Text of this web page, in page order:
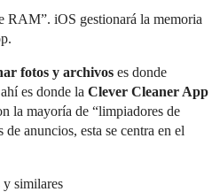
RAM”. iOS gestionará la memoria
fotos y archivos es donde
es donde la Clever Cleaner App
la mayoría de “limpiadores de
anuncios, esta se centra en el
y similares